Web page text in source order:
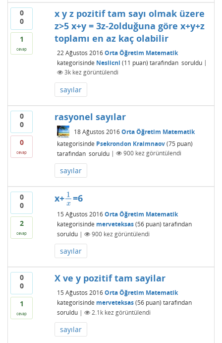
0
0
1
cevap
x y z pozitif tam sayı olmak üzere
z>5 x+y = 3z-2olduğuna göre x+y+z
toplamı en az kaç olabilir
22 Ağustos 2016 Orta Öğretim Matematik
kategorisinde Neslicnl (11 puan) tarafından soruldu |
3kkez görüntülendi
sayılar
0
0
0
cevap
rasyonel sayılar
18 Ağustos 2016 Orta Öğretim Matematik
kategorisinde Psekrondon Kraimnaov (75 puan)
tarafından soruldu | 900kez görüntülendi
sayılar
0
0
2
cevap
x+ 1
x
1x=6
15 Ağustos 2016 Orta Öğretim Matematik
kategorisinde merveteksas (56puan) tarafından
soruldu | 900kez görüntülendi
sayılar
0
0
1
cevap
X ve y pozitif tam sayilar
15 Ağustos 2016 Orta Öğretim Matematik
kategorisinde merveteksas (56puan) tarafından
soruldu | 2.1kkez görüntülendi
sayılar